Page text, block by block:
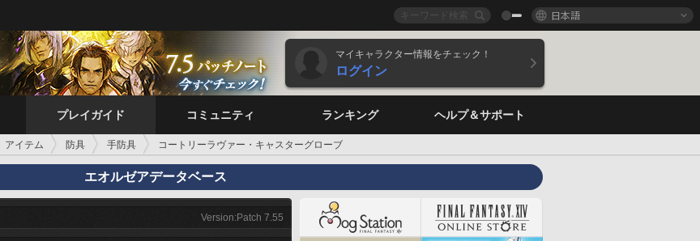
日本語
マイキャラクター情報をチェック！
ログイン
プレイガイド コミュニティ ランキング ヘルプ＆サポート
アイテム 防具 手防具 コートリーラヴァー・キャスターグローブ
エオルゼアデータベース
Version:Patch 7.55